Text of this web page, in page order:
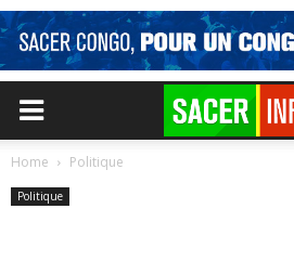
Home Politique
Politique